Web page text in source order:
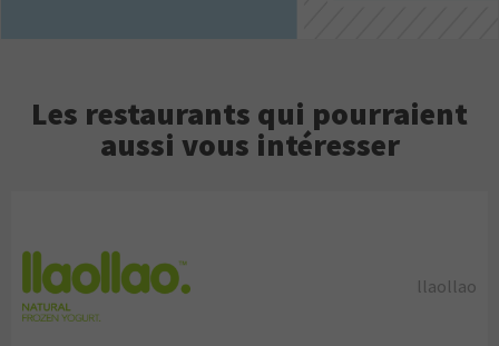
Les restaurants qui pourraient
aussi vous intéresser
llaollao